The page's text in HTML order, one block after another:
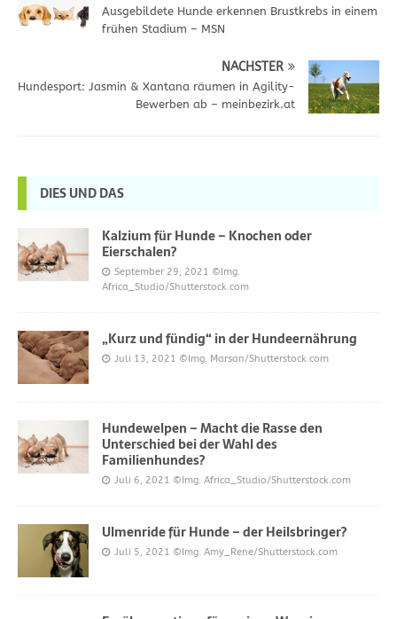
Ausgebildete Hunde erkennen Brustkrebs in einem
frühen Stadium – MSN
NÄCHSTER
Hundesport: Jasmin & Xantana räumen in Agility-
Bewerben ab – meinbezirk.at
DIES UND DAS
Kalzium für Hunde – Knochen oder
Eierschalen?
September 29, 2021 ©Img.
Africa_Studio/Shutterstock.com
„Kurz und fündig“ in der Hundeernährung
Juli 13, 2021 ©Img. Marsan/Shutterstock.com
Hundewelpen – Macht die Rasse den
Unterschied bei der Wahl des
Familienhundes?
Juli 6, 2021 ©Img. Africa_Studio/Shutterstock.com
Ulmenride für Hunde – der Heilsbringer?
Juli 5, 2021 ©Img. Amy_Rene/Shutterstock.com